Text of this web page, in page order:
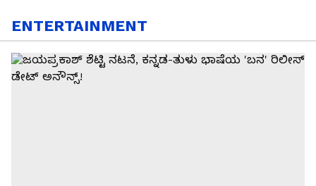
ENTERTAINMENT